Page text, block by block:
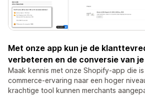
Met onze app kun je de
verbeteren en de conversie van
Maak kennis met onze Shopify-app die
commerce-ervaring naar een hoger
krachtige tool kunnen merchants